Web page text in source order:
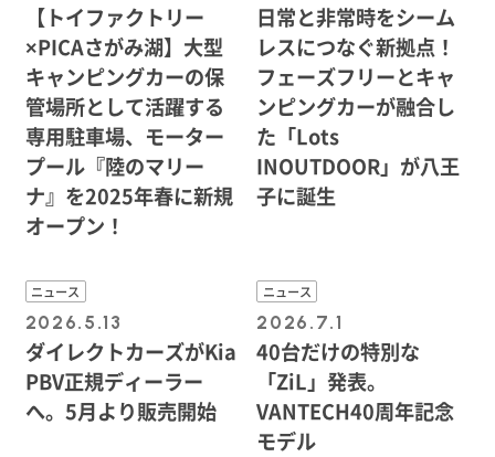
【トイファクトリー
×PICAさがみ湖】大型
キャンピングカーの保
管場所として活躍する
専用駐車場、モーター
プール『陸のマリー
ナ』を2025年春に新規
オープン！
日常と非常時をシーム
レスにつなぐ新拠点！
フェーズフリーとキャ
ンピングカーが融合し
た「Lots
INOUTDOOR」が八王
子に誕生
ニュース
2026.5.13
ダイレクトカーズがKia
PBV正規ディーラー
へ。5月より販売開始
ニュース
2026.7.1
40台だけの特別な
「ZiL」発表。
VANTECH40周年記念
モデル